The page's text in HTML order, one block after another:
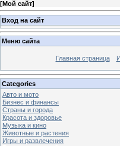
[Мой сайт]
Вход на сайт
Меню сайта
Главная страница
Categories
Авто и мото
Бизнес и финансы
Страны и города
Красота и здоровье
Музыка и кино
Животные и растения
Игры и развлечения